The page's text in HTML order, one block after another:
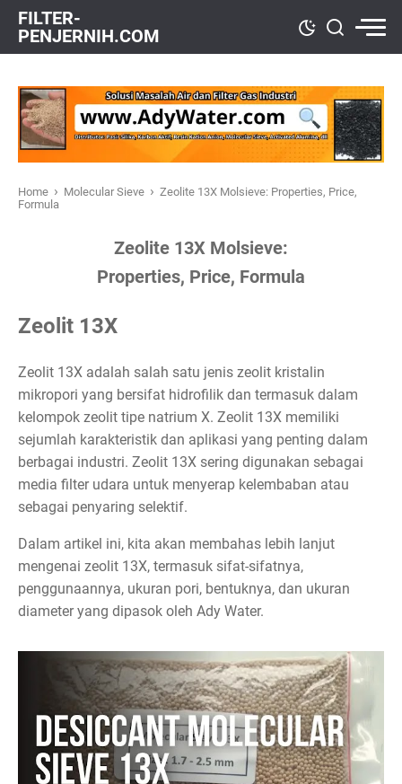
FILTER-
PENJERNIH.COM
Home › Molecular Sieve › Zeolite 13X Molsieve: Properties, Price,
Formula
Zeolite 13X Molsieve:
Properties, Price, Formula
Zeolit 13X
Zeolit 13X adalah salah satu jenis zeolit kristalin
mikropori yang bersifat hidrofilik dan termasuk dalam
kelompok zeolit tipe natrium X. Zeolit 13X memiliki
sejumlah karakteristik dan aplikasi yang penting dalam
berbagai industri. Zeolit 13X sering digunakan sebagai
media filter udara untuk menyerap kelembaban atau
sebagai penyaring selektif.
Dalam artikel ini, kita akan membahas lebih lanjut
mengenai zeolit 13X, termasuk sifat-sifatnya,
penggunaannya, ukuran pori, bentuknya, dan ukuran
diameter yang dipasok oleh Ady Water.